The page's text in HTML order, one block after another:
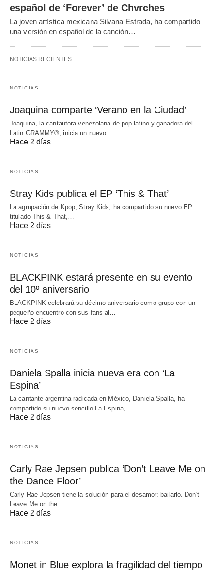
español de ‘Forever’ de Chvrches
La joven artística mexicana Silvana Estrada, ha compartido
una versión en español de la canción…
NOTICIAS RECIENTES
NOTICIAS
Joaquina comparte ‘Verano en la Ciudad’
Joaquina, la cantautora venezolana de pop latino y ganadora del
Latin GRAMMY®, inicia un nuevo…
Hace 2 días
NOTICIAS
Stray Kids publica el EP ‘This & That’
La agrupación de Kpop, Stray Kids, ha compartido su nuevo EP
titulado This & That,…
Hace 2 días
NOTICIAS
BLACKPINK estará presente en su evento
del 10º aniversario
BLACKPINK celebrará su décimo aniversario como grupo con un
pequeño encuentro con sus fans al…
Hace 2 días
NOTICIAS
Daniela Spalla inicia nueva era con ‘La
Espina’
La cantante argentina radicada en México, Daniela Spalla, ha
compartido su nuevo sencillo La Espina,…
Hace 2 días
NOTICIAS
Carly Rae Jepsen publica ‘Don’t Leave Me on
the Dance Floor’
Carly Rae Jepsen tiene la solución para el desamor: bailarlo. Don't
Leave Me on the…
Hace 2 días
NOTICIAS
Monet in Blue explora la fragilidad del tiempo